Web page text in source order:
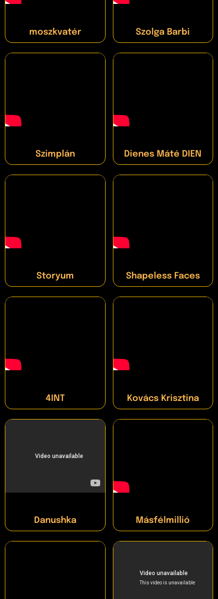
moszkvatér Szolga Barbi
Szimplán Dienes Máté DIEN
Storyum Shapeless Faces
4INT Kovács Krisztina
Danushka Másfélmillió